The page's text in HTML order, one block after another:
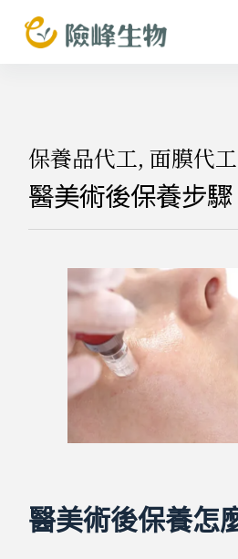
跳
至
保養品代工,面膜代工
醫美術後保養步驟
醫美術後保養怎